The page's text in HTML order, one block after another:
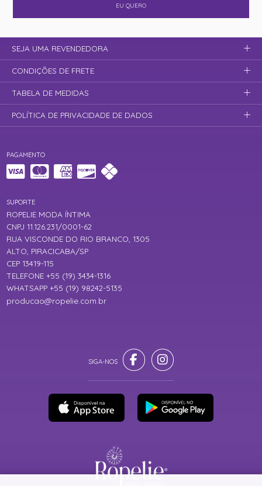
EU QUERO
PAGAMENTO
SUPORTE
ROPELIE MODA ÍNTIMA
CNPJ 11.126.231/0001-62
RUA VISCONDE DO RIO BRANCO, 1305
ALTO, PIRACICABA/SP
CEP 13419-115
TELEFONE +55 (19) 3434-1316
WHATSAPP +55 (19) 98242-5135
producao@ropelie.com.br
SEJA UMA REVENDEDORA
CONDIÇÕES DE FRETE
TABELA DE MEDIDAS
POLÍTICA DE PRIVACIDADE DE DADOS